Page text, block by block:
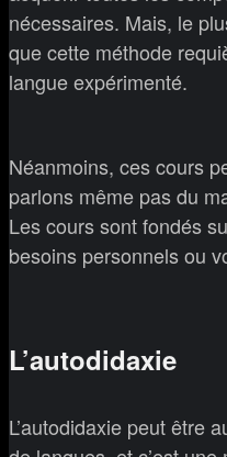
nécessaires. Mais, le
que cette méthode
langue expérimenté.
Néanmoins, ces cours
parlons même pas du
Les cours sont fondés
besoins personnels ou
L’autodidaxie
L’autodidaxie peut être